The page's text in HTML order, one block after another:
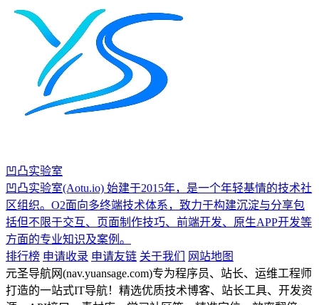
凹凸实验室
凹凸实验室(Aotu.io) 始建于2015年，是一个年轻基情的技术社
区组织。O2面向多终端技术体系，致力于构建沉淀与分享包
括但不限于交互、页面制作技巧、前端开发、原生APP开发等
方面的专业知识及案例。
排行榜 申请收录 申请友链 关于我们
网站地图
元圣导航网(nav.yuansage.com)专为程序员、站长、运维工程师
打造的一站式IT导航！精选优质技术博客、站长工具、开发资